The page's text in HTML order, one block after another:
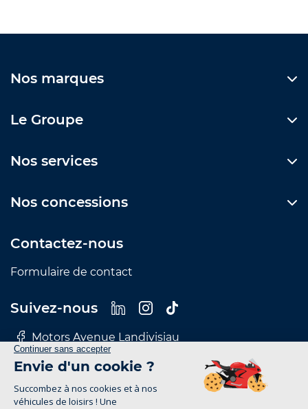
Nos marques
Le Groupe
Nos services
Nos concessions
Contactez-nous
Formulaire de contact
Suivez-nous
Motors Avenue Landivisiau
Motors Avenue Le Mans
Motors Avenue Rennes